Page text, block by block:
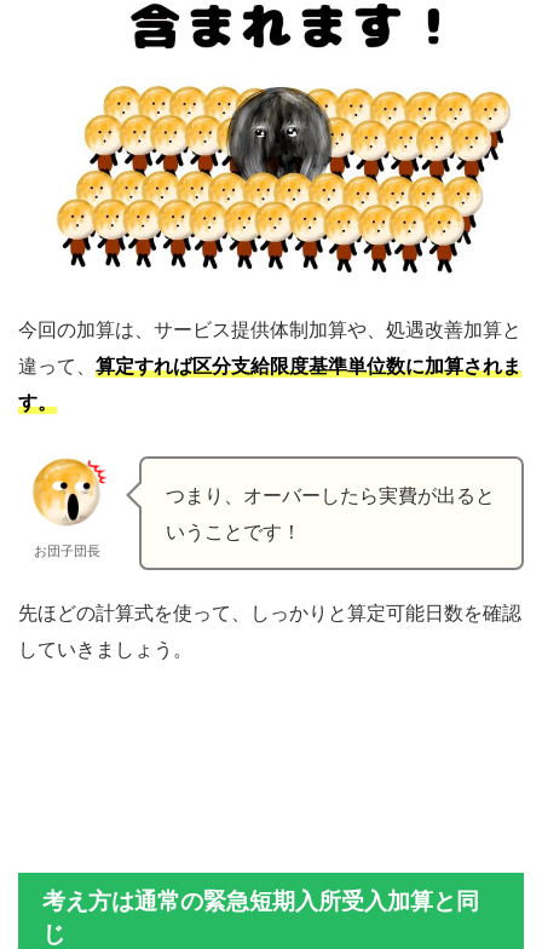
今回の加算は、サービス提供体制加算や、処遇改善加算と
違って、 算定すれば区分支給限度基準単位数に加算されま
す。
お団子団長
つまり、オーバーしたら実費が出ると
いうことです！
先ほどの計算式を使って、しっかりと算定可能日数を確認
していきましょう。
考え方は通常の緊急短期入所受入加算と同
じ